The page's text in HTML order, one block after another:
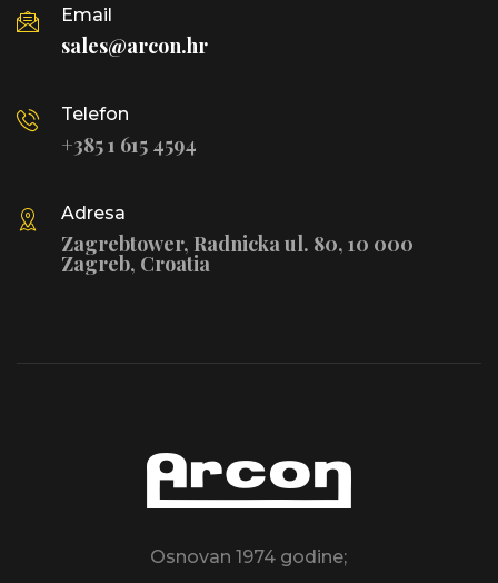
Email
sales@arcon.hr
Telefon
+385 1 615 4594
Adresa
Zagrebtower, Radnicka ul. 80, 10 000
Zagreb, Croatia
Osnovan 1974 godine;